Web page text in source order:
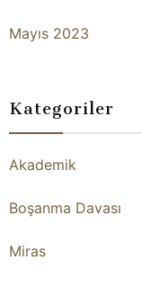
Mayıs 2023
Kategoriler
Akademik
Boşanma Davası
Miras